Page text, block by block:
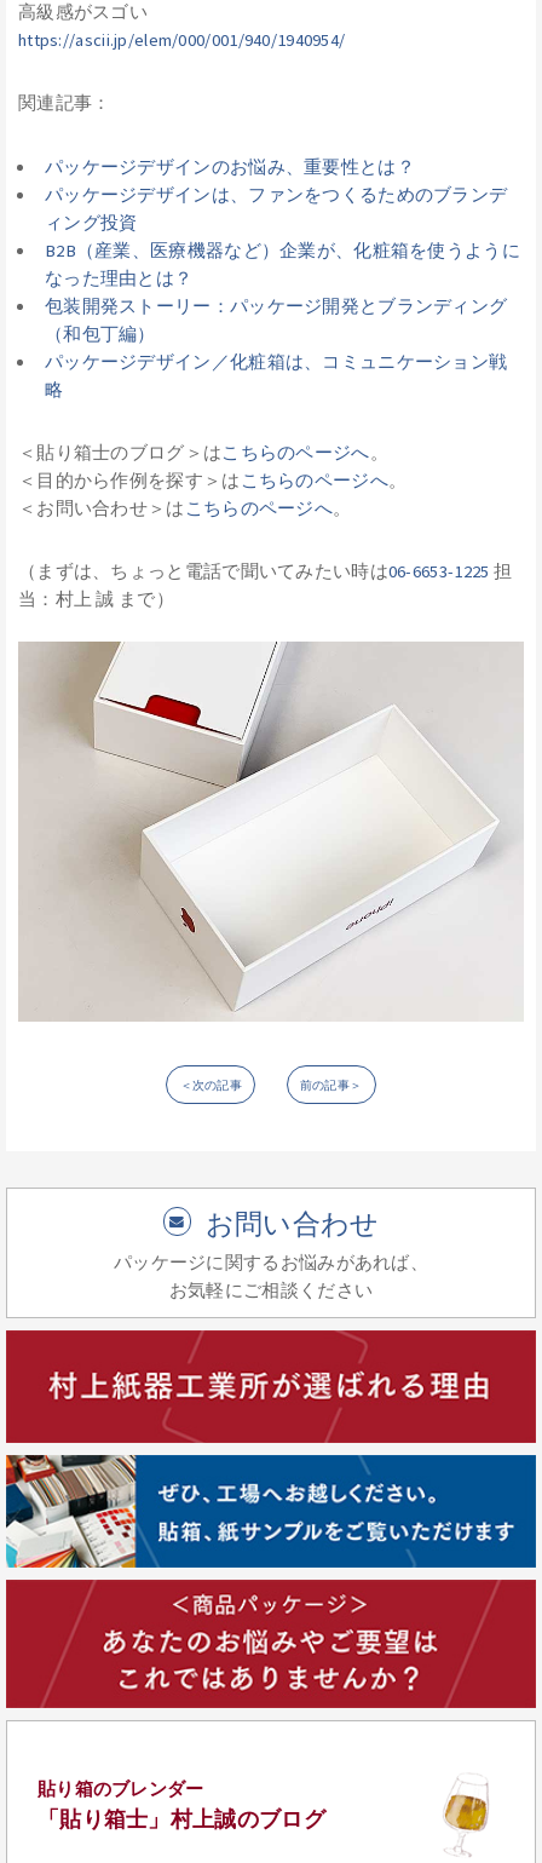
高級感がスゴい
https://ascii.jp/elem/000/001/940/1940954/
関連記事：
パッケージデザインのお悩み、重要性とは？
パッケージデザインは、ファンをつくるためのブランデ
ィング投資
B2B（産業、医療機器など）企業が、化粧箱を使うように
なった理由とは？
包装開発ストーリー：パッケージ開発とブランディング
（和包丁編）
パッケージデザイン／化粧箱は、コミュニケーション戦
略
＜貼り箱士のブログ＞はこちらのページへ。
＜目的から作例を探す＞は こちらのページへ。
＜お問い合わせ＞は こちらのページへ。
（まずは、ちょっと電話で聞いてみたい時は06-6653-1225 担
当：村上 誠 まで）
＜次の記事 前の記事＞
お問い合わせ
パッケージに関するお悩みがあれば、
お気軽にご相談ください
貼り箱のブレンダー
「貼り箱士」村上誠のブログ